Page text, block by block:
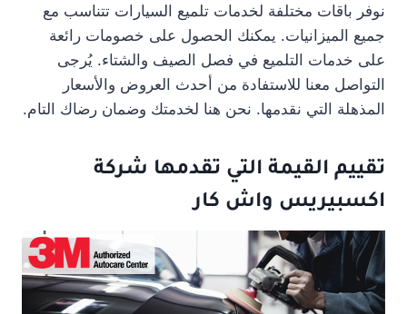
نوفر باقات مختلفة لخدمات تلميع السيارات تتناسب مع
جميع الميزانيات. يمكنك الحصول على خصومات رائعة
على خدمات التلميع في فصل الصيف والشتاء. يُرجى
التواصل معنا للاستفادة من أحدث العروض والأسعار
المذهلة التي نقدمها. نحن هنا لخدمتك وضمان رضاك التام.
تقييم القيمة التي تقدمها شركة
اكسبيريس واش كار